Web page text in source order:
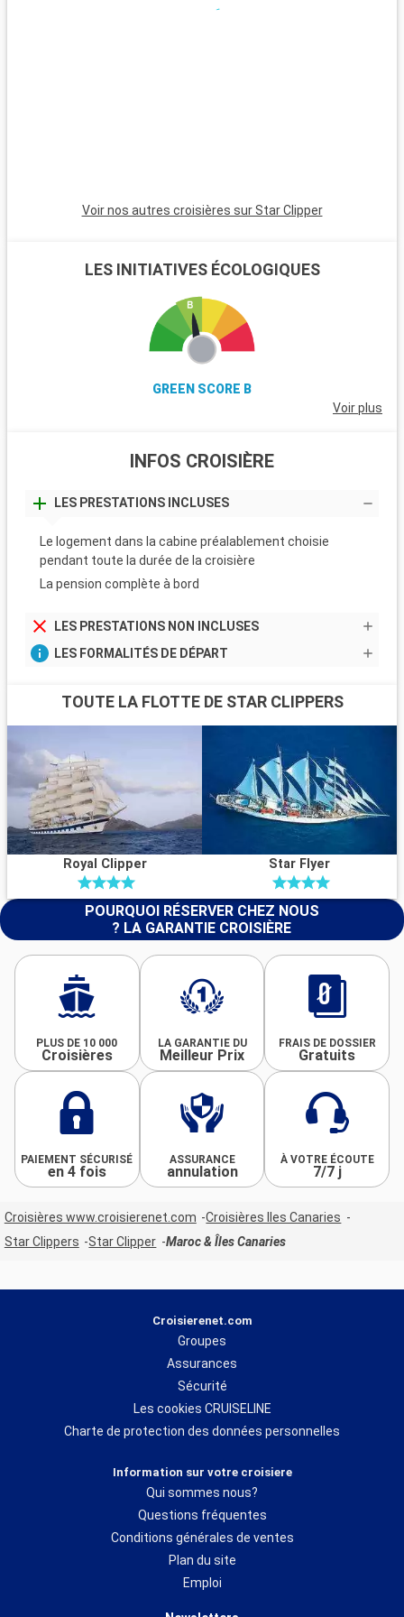
Voir nos autres croisières sur Star Clipper
LES INITIATIVES ÉCOLOGIQUES
GREEN SCORE B
Voir plus
INFOS CROISIÈRE
LES PRESTATIONS INCLUSES
Le logement dans la cabine préalablement choisie
pendant toute la durée de la croisière
La pension complète à bord
LES PRESTATIONS NON INCLUSES
LES FORMALITÉS DE DÉPART
TOUTE LA FLOTTE DE STAR CLIPPERS
Royal Clipper Star Flyer
POURQUOI RÉSERVER CHEZ NOUS
? LA GARANTIE CROISIÈRE
PLUS DE 10 000
Croisières
LA GARANTIE DU
Meilleur Prix
FRAIS DE DOSSIER
Gratuits
PAIEMENT SÉCURISÉ
en 4 fois
ASSURANCE
annulation
À VOTRE ÉCOUTE
7/7 j
Croisières www.croisierenet.com
Croisières Iles Canaries
Star Clippers
Star Clipper Maroc & Îles Canaries
Croisierenet.com
Groupes
Assurances
Sécurité
Les cookies CRUISELINE
Charte de protection des données personnelles
Information sur votre croisiere
Qui sommes nous?
Questions fréquentes
Conditions générales de ventes
Plan du site
Emploi